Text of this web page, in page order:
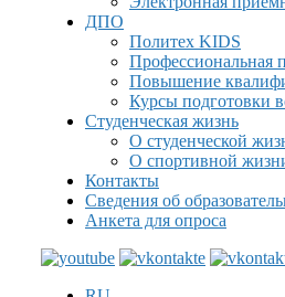
ДПО
Политех KIDS
Профессиональная
Повышение
Курсы подготовки
Студенческая жизнь
О студенческой
О спортивной
Контакты
Сведения об
Анкета для опроса